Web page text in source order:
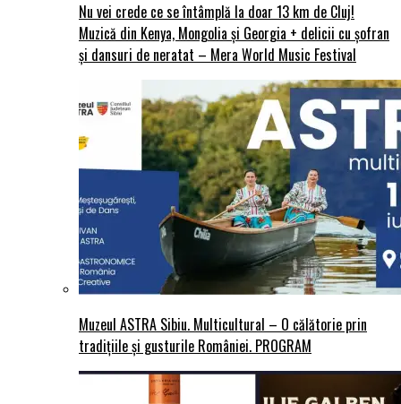
Nu vei crede ce se întâmplă la doar 13 km de Cluj!
Muzică din Kenya, Mongolia și Georgia + delicii cu șofran
și dansuri de neratat – Mera World Music Festival
Muzeul ASTRA Sibiu. Multicultural – O călătorie prin
tradițiile și gusturile României. PROGRAM